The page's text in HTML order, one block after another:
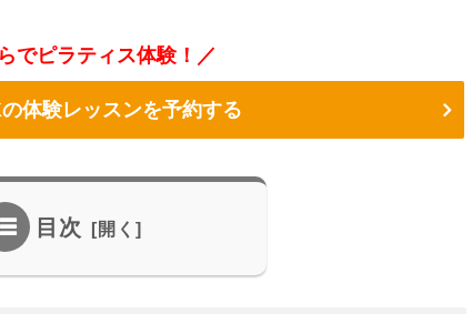
でピラティス体験！／
体験レッスンを予約する
目次